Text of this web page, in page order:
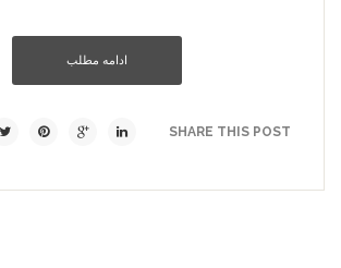
ادامه مطلب
SHARE THIS POST